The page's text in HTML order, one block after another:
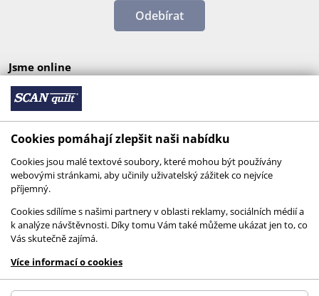
Odebírat
Jsme online
© 2026 SCANquilt - všechna práva vyhrazena
This site is protected by reCAPTCHA and the
GooglePrivacy PolicyandTerms of Serviceapply.
Cookies pomáhají zlepšit naši nabídku
Cookies jsou malé textové soubory, které mohou být používány
webovými stránkami, aby učinily uživatelský zážitek co nejvíce
příjemný.
Cookies sdílíme s našimi partnery v oblasti reklamy, sociálních médií a
k analýze návštěvnosti. Díky tomu Vám také můžeme ukázat jen to, co
Vás skutečně zajímá.
Více informací o cookies